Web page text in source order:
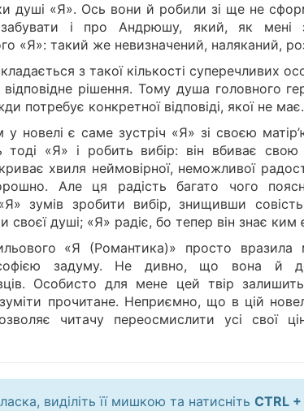
душі «Я». Ось вони й робили зі ще не
і про Андрюшу, який, як мені
«Я»: такий же невизначений, наляканий,
з такої кількості суперечливих
відповідне рішення. Тому душа головного
потребує конкретної відповіді, якої не має.
новелі є саме зустріч «Я» зі своєю
тоді «Я» і робить вибір: він вбиває
хвиля неймовірної, неможливої
Але ця радість багато чого
зумів зробити вибір, знищивши
душі; «Я» радіє, бо тепер він знає ким
«Я (Романтика)» просто вразила
задуму. Не дивно, що вона й
Особисто для мене цей твір
прочитане. Неприємно, що в цій
читачу переосмислити усі свої
виділіть її мишкою та натисніть CTRL +